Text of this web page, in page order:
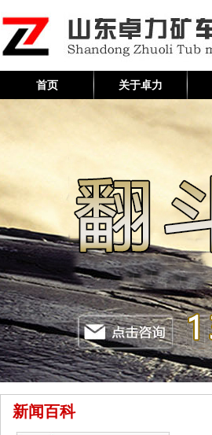
首页 关于卓力
新闻百科